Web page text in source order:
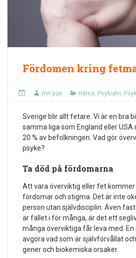
Fördomen kring
rnn.yqe. Hälsa, Psykiatri,
Sverige blir allt fetare. Vi är en bra
samma liga som England eller USA
20 % av befolkningen. Vad gör
psyke?
Ta död på fördomarna
Att vara överviktig eller fet kommer
fördomar och stigma. Det är inte
person utan självdisciplin. Även
är fallet i för många, är det ett
många överviktiga får leva med.
avgöra vad som är självförvållat
gener och biokemiska orsaker.